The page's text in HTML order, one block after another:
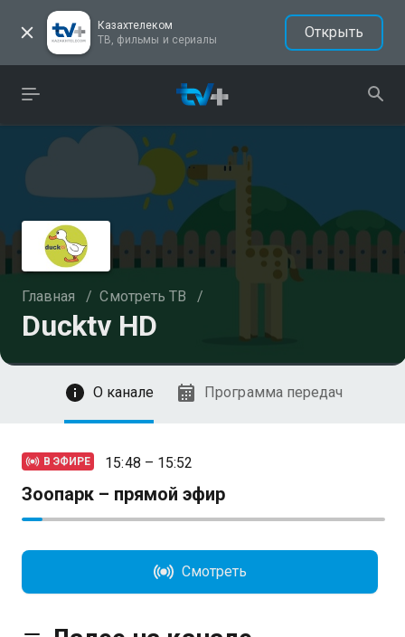
Казахтелеком
ТВ, фильмы и сериалы
Открыть
Главная / Смотреть ТВ /
Ducktv HD
О канале Программа передач
В ЭФИРЕ 15:48 – 15:52
Зоопарк – прямой эфир
Смотреть